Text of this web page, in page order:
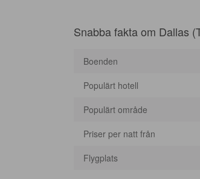
Snabba fakta om Dallas
Boenden
Populärt hotell
Populärt område
Priser per natt från
Flygplats